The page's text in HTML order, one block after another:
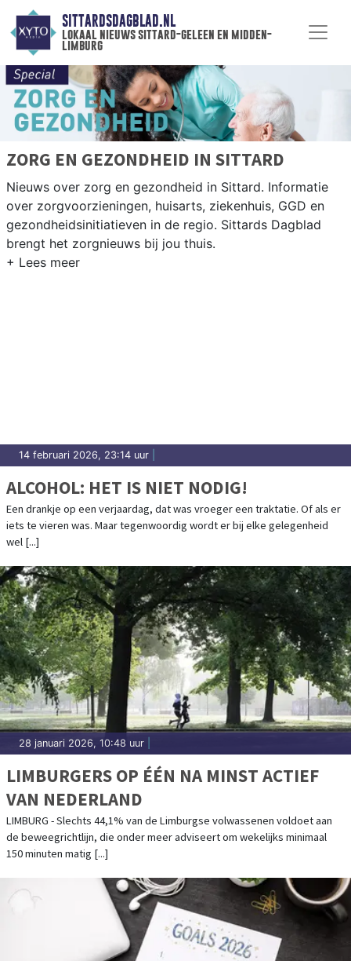
SITTARDSDAGBLAD.NL
lokaal nieuws sittard-geleen en midden-
limburg
ZORG EN GEZONDHEID IN SITTARD
Nieuws over zorg en gezondheid in Sittard. Informatie
over zorgvoorzieningen, huisarts, ziekenhuis, GGD en
gezondheidsinitiatieven in de regio. Sittards Dagblad
brengt het zorgnieuws bij jou thuis.
14 februari 2026, 23:14 uur
ALCOHOL: HET IS NIET NODIG!
Een drankje op een verjaardag, dat was vroeger een traktatie. Of als er
iets te vieren was. Maar tegenwoordig wordt er bij elke gelegenheid
wel [...]
28 januari 2026, 10:48 uur
LIMBURGERS OP ÉÉN NA MINST ACTIEF
VAN NEDERLAND
LIMBURG - Slechts 44,1% van de Limburgse volwassenen voldoet aan
de beweegrichtlijn, die onder meer adviseert om wekelijks minimaal
150 minuten matig [...]